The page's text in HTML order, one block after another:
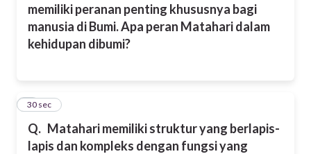
memiliki peranan penting khususnya bagi
manusia di Bumi. Apa peran Matahari dalam
kehidupan dibumi?
Q. Matahari memiliki struktur yang berlapis-
lapis dan kompleks dengan fungsi yang
4
30 sec